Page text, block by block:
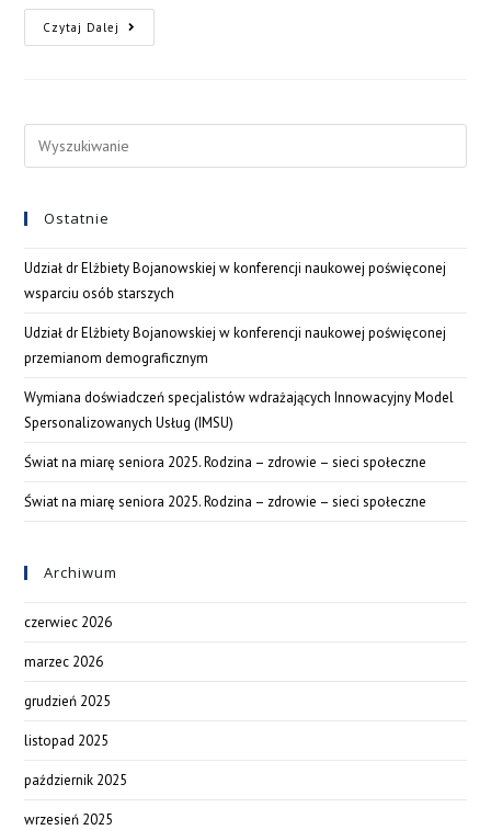
Czytaj Dalej
Ostatnie
Udział dr Elżbiety Bojanowskiej w konferencji naukowej poświęconej
wsparciu osób starszych
Udział dr Elżbiety Bojanowskiej w konferencji naukowej poświęconej
przemianom demograficznym
Wymiana doświadczeń specjalistów wdrażających Innowacyjny Model
Spersonalizowanych Usług (IMSU)
Świat na miarę seniora 2025. Rodzina – zdrowie – sieci społeczne
Świat na miarę seniora 2025. Rodzina – zdrowie – sieci społeczne
Archiwum
czerwiec 2026
marzec 2026
grudzień 2025
listopad 2025
październik 2025
wrzesień 2025